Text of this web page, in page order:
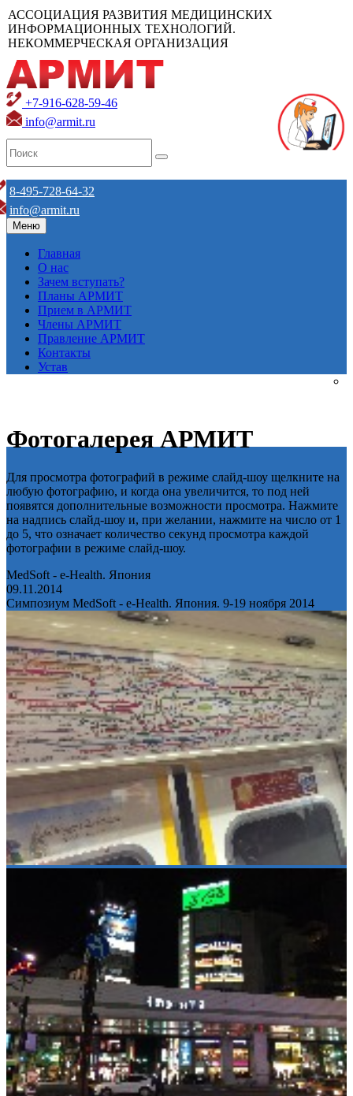
АССОЦИАЦИЯ РАЗВИТИЯ МЕДИЦИНСКИХ
ИНФОРМАЦИОННЫХ ТЕХНОЛОГИЙ.
НЕКОММЕРЧЕСКАЯ ОРГАНИЗАЦИЯ
+7-916-628-59-46
info@armit.ru
8-495-728-64-32
info@armit.ru
Меню
Главная
О нас
Зачем вступать?
Планы АРМИТ
Прием в АРМИТ
Члены АРМИТ
Правление АРМИТ
Контакты
Устав
Фотогалерея АРМИТ
Для просмотра фотографий в режиме слайд-шоу щелкните на
любую фотографию, и когда она увеличится, то под ней
появятся дополнительные возможности просмотра. Нажмите
на надпись слайд-шоу и, при желании, нажмите на число от 1
до 5, что означает количество секунд просмотра каждой
фотографии в режиме слайд-шоу.
MedSoft - e-Health. Япония
09.11.2014
Симпозиум MedSoft - e-Health. Япония. 9-19 ноября 2014